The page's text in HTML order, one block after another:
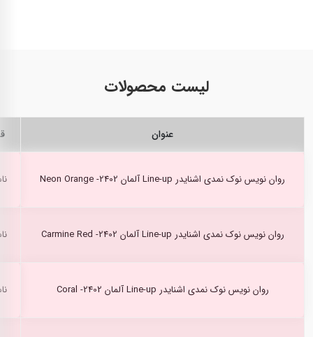
لیست محصولات
عنوان
روان نویس نوک نمدی اشنایدر Line-up آلمان Neon Orange -2402
روان نویس نوک نمدی اشنایدر Line-up آلمان Carmine Red -2402
روان نویس نوک نمدی اشنایدر Line-up آلمان Coral -2402